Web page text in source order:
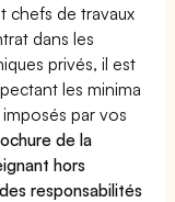
chefs de travaux
dans les
privés, il est
les minima
par vos
de la
hors
responsabilités